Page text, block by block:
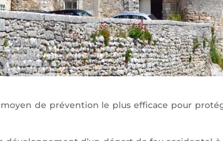
de prévention le plus efficace pour